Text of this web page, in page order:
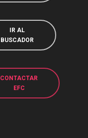
IR AL
BUSCADOR
CONTACTAR
EFC